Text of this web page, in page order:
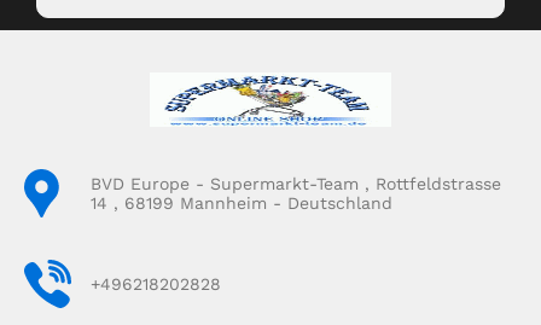
BVD Europe - Supermarkt-Team , Rottfeldstrasse
14 , 68199 Mannheim - Deutschland
+496218202828